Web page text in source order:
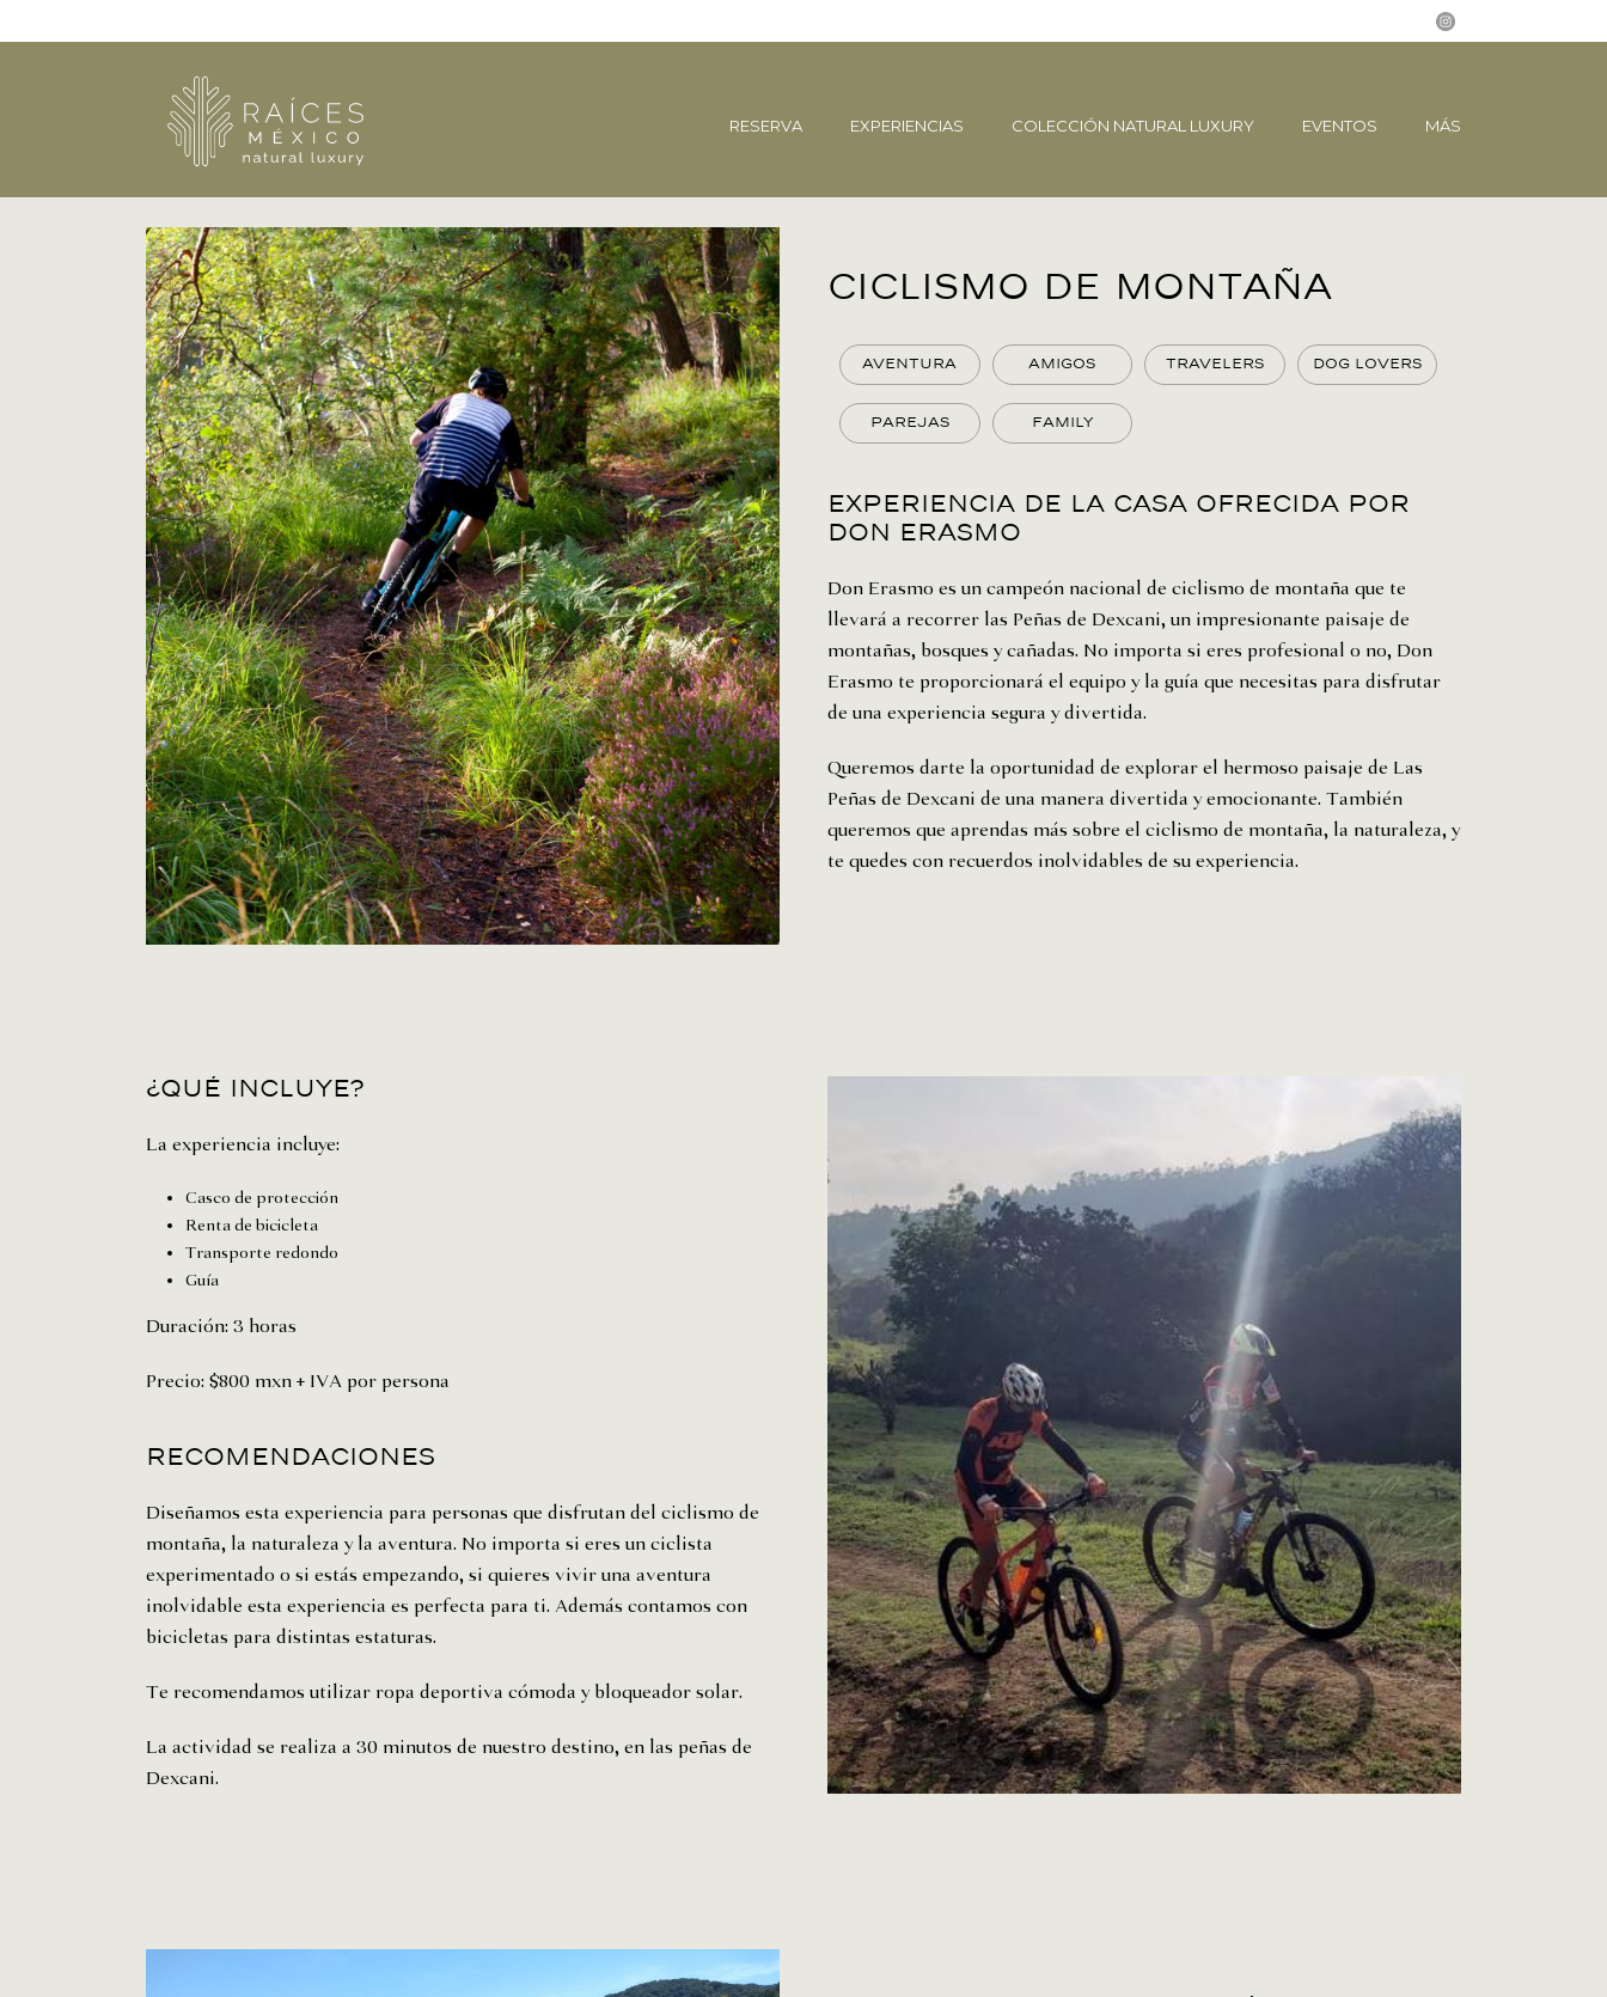
RESERVA EXPERIENCIAS COLECCIÓN NATURAL LUXURY EVENTOS MÁS
Ciclismo de montaña
Aventura Amigos Travelers Dog Lovers
Parejas Family
Experiencia de la casa ofrecida por
DON ERASMO
Don Erasmo es un campeón nacional de ciclismo de montaña que te
llevará a recorrer las Peñas de Dexcani, un impresionante paisaje de
montañas, bosques y cañadas. No importa si eres profesional o no, Don
Erasmo te proporcionará el equipo y la guía que necesitas para disfrutar
de una experiencia segura y divertida.
Queremos darte la oportunidad de explorar el hermoso paisaje de Las
Peñas de Dexcani de una manera divertida y emocionante. También
queremos que aprendas más sobre el ciclismo de montaña, la naturaleza, y
te quedes con recuerdos inolvidables de su experiencia.
¿Qué incluye?
La experiencia incluye:
Casco de protección
Renta de bicicleta
Transporte redondo
Guía
Duración: 3 horas
Precio: $800 mxn + IVA por persona
Recomendaciones
Diseñamos esta experiencia para personas que disfrutan del ciclismo de
montaña, la naturaleza y la aventura. No importa si eres un ciclista
experimentado o si estás empezando, si quieres vivir una aventura
inolvidable esta experiencia es perfecta para ti. Además contamos con
bicicletas para distintas estaturas.
Te recomendamos utilizar ropa deportiva cómoda y bloqueador solar.
La actividad se realiza a 30 minutos de nuestro destino, en las peñas de
Dexcani.